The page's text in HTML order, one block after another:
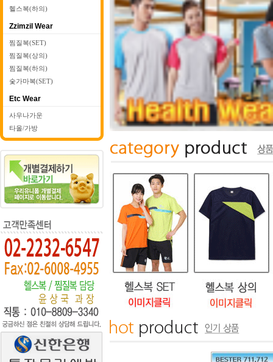
헬스복(하의)
Zzimzil Wear
찜질복(SET)
찜질복(상의)
찜질복(하의)
숯가마복(SET)
Etc Wear
사우나가운
타올/가방